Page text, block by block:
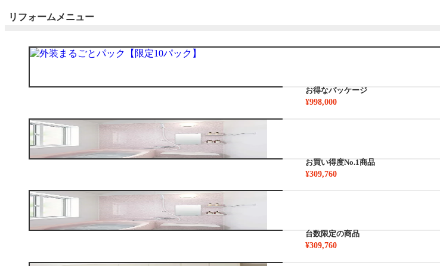
リフォームメニュー
お得なパッケージ
¥998,000
お買い得度No.1商品
¥309,760
台数限定の商品
¥309,760